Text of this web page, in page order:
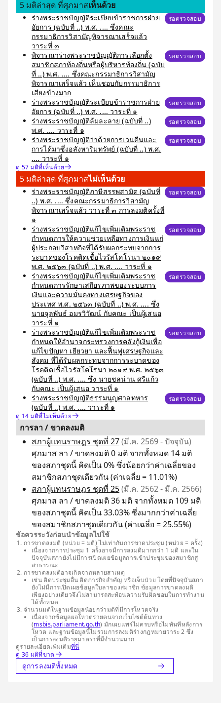
5 มติล่าสุด ที่ศุภมาสเห็นด้วย
ร่างพระราชบัญญัติระเบียบข้าราชการฝ่าย
อัยการ (ฉบับที่ ..) พ.ศ. .... ซึ่งคณะ
กรรมาธิการวิสามัญพิจารณาเสร็จแล้ว
วาระที่ ๓
รอตรวจสอบ
พิจารณาร่างพระราชบัญญัติการเลือกตั้ง
สมาชิกสภาท้องถิ่นหรือผู้บริหารท้องถิ่น (ฉบับ
ที่ ..) พ.ศ. .... ซึ่งคณะกรรมาธิการวิสามัญ
พิจารณาเสร็จแล้ว เห็นชอบกับกรรมาธิการ
เสียงข้างมาก
รอตรวจสอบ
ร่างพระราชบัญญัติระเบียบข้าราชการฝ่าย
อัยการ (ฉบับที่ ..) พ.ศ. .... วาระที่ ๑
รอตรวจสอบ
ร่างพระราชบัญญัติล้มละลาย (ฉบับที่ ..)
พ.ศ. .... วาระที่ ๑
รอตรวจสอบ
ร่างพระราชบัญญัติว่าด้วยการเวนคืนและ
การได้มาซึ่งอสังหาริมทรัพย์ (ฉบับที่ ..) พ.ศ.
.... วาระที่ ๑
รอตรวจสอบ
ดู 57 มติที่เห็นด้วย
5 มติล่าสุด ที่ศุภมาสไม่เห็นด้วย
ร่างพระราชบัญญัติภาษีสรรพสามิต (ฉบับที่
..) พ.ศ. .... ซึ่งคณะกรรมาธิการวิสามัญ
พิจารณาเสร็จแล้ว วาระที่ ๓ การลงมติครั้งที่
๑
รอตรวจสอบ
ร่างพระราชบัญญัติแก้ไขเพิ่มเติมพระราช
กำหนดการให้ความช่วยเหลือทางการเงินแก่
ผู้ประกอบวิสาหกิจที่ได้รับผลกระทบจากการ
ระบาดของโรคติดเชื้อไวรัสโคโรนา ๒๐๑๙
พ.ศ. ๒๕๖๓ (ฉบับที่ ..) พ.ศ. .... วาระที่ ๑
รอตรวจสอบ
ร่างพระราชบัญญัติแก้ไขเพิ่มเติมพระราช
กำหนดการรักษาเสถียรภาพของระบบการ
เงินและความมั่นคงทางเศรษฐกิจของ
ประเทศ พ.ศ. ๒๕๖๓ (ฉบับที่ ..) พ.ศ. .... ซึ่ง
นายจุลพันธ์ อมรวิวัฒน์ กับคณะ เป็นผู้เสนอ
วาระที่ ๑
รอตรวจสอบ
ร่างพระราชบัญญัติแก้ไขเพิ่มเติมพระราช
กำหนดให้อำนาจกระทรวงการคลังกู้เงินเพื่อ
แก้ไขปัญหา เยียวยา และฟื้นฟูเศรษฐกิจและ
สังคม ที่ได้รับผลกระทบจากการระบาดของ
โรคติดเชื้อไวรัสโคโรนา ๒๐๑๙ พ.ศ. ๒๕๖๓
(ฉบับที่ ..) พ.ศ. .... ซึ่ง นายชลน่าน ศรีแก้ว
กับคณะ เป็นผู้เสนอ วาระที่ ๑
รอตรวจสอบ
ร่างพระราชบัญญัติธรรมนูญศาลทหาร
(ฉบับที่ ..) พ.ศ. .... วาระที่ ๑
รอตรวจสอบ
ดู 14 มติที่ไม่เห็นด้วย
การลา / ขาดลงมติ
สภาผู้แทนราษฎร ชุดที่ 27(มี.ค. 2569 - ปัจจุบัน)
ศุภมาส ลา / ขาดลงมติ 0 มติ จากทั้งหมด 14 มติ
ของสภาชุดนี้ คิดเป็น 0% ซึ่งน้อยกว่าค่าเฉลี่ยของ
สมาชิกสภาชุดเดียวกัน (ค่าเฉลี่ย = 11.01%)
สภาผู้แทนราษฎร ชุดที่ 25(มี.ค. 2562 - มี.ค. 2566)
ศุภมาส ลา / ขาดลงมติ 36 มติ จากทั้งหมด 109 มติ
ของสภาชุดนี้ คิดเป็น 33.03% ซึ่งมากกว่าค่าเฉลี่ย
ของสมาชิกสภาชุดเดียวกัน (ค่าเฉลี่ย = 25.55%)
ข้อควรระวังก่อนนำข้อมูลไปใช้
การขาดลงมติ (หน่วย = มติ) ไม่เท่ากับการขาดประชุม (หน่วย = ครั้ง)
เนื่องจากการประชุม 1 ครั้งอาจมีการลงมติมากกว่า 1 มติ และใน
ปัจจุบันสภายังไม่มีการเปิดเผยข้อมูลการเข้าประชุมของสมาชิกสู่
สาธารณะ
การขาดลงมติอาจเกิดจากหลายสาเหตุ
เช่น ติดประชุมอื่น ติดภารกิจสำคัญ หรือเจ็บป่วย โดยที่ปัจจุบันสภา
ยังไม่มีการเปิดเผยข้อมูลใบลาของสมาชิก ข้อมูลการขาดลงมติ
เพียงอย่างเดียวจึงไม่สามารถสะท้อนความรับผิดชอบในการทำงาน
ได้ทั้งหมด
จำนวนมติในฐานข้อมูลน้อยกว่ามติที่มีการโหวตจริง
เนื่องจากข้อมูลผลโหวตรายคนจากเว็บไซต์ต้นทาง
(msbis.parliament.go.th) มักเผยแพร่ไม่ครบหรือไม่ทันทีหลังการ
โหวต และฐานข้อมูลนี้ไม่รวมการลงมติร่างกฎหมายวาระ 2 ซึ่ง
เป็นการลงมติรายมาตราที่มีจำนวนมาก
ดูรายละเอียดเพิ่มเติมที่นี่
ดู 36 มติที่ขาด
ดูการลงมติทั้งหมด